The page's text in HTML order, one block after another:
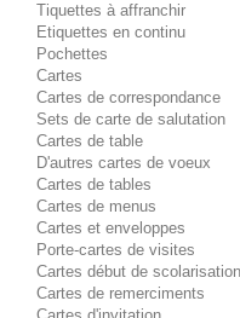
Tiquettes à affranchir
Etiquettes en continu
Pochettes
Cartes
Cartes de correspondance
Sets de carte de salutation
Cartes de table
D'autres cartes de voeux
Cartes de tables
Cartes de menus
Cartes et enveloppes
Porte-cartes de visites
Cartes début de scolarisation
Cartes de remerciments